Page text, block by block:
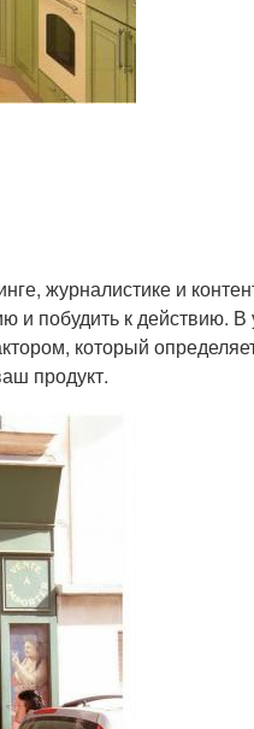
журналистике и
и побудить к действию. В
который
продукт.